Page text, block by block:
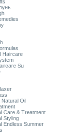
Haircare
Su
Natural Oil
Care & Treatment
Styling
Endless Summer